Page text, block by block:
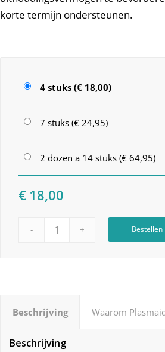
korte termijn ondersteunen.
4 stuks (€ 18,00)
7 stuks (€ 24,95)
2 dozen a 14 stuks (€ 64,95)
€ 18,00
Bestellen
Beschrijving Waarom
Beschrijving